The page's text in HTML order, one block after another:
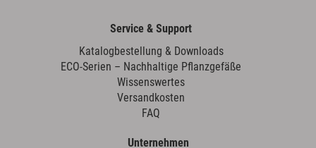
Service & Support
Katalogbestellung & Downloads
ECO-Serien – Nachhaltige Pflanzgefäße
Wissenswertes
Versandkosten
FAQ
Unternehmen